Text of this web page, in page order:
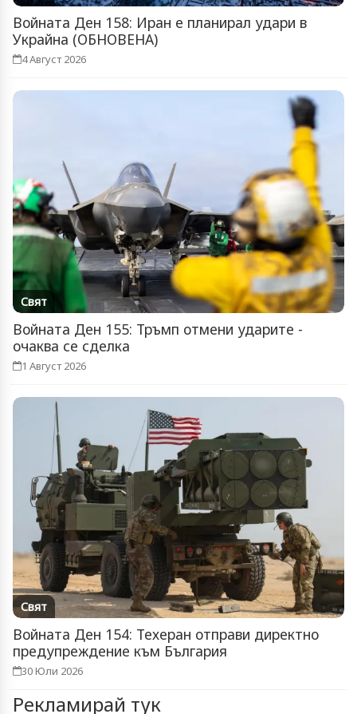
Войната Ден 158: Иран е планирал удари в
Украйна (ОБНОВЕНА)
4 Август 2026
Свят
Войната Ден 155: Тръмп отмени ударите -
очаква се сделка
1 Август 2026
Свят
Войната Ден 154: Техеран отправи директно
предупреждение към България
30 Юли 2026
Рекламирай тук